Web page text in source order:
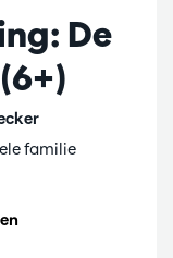
De
familie